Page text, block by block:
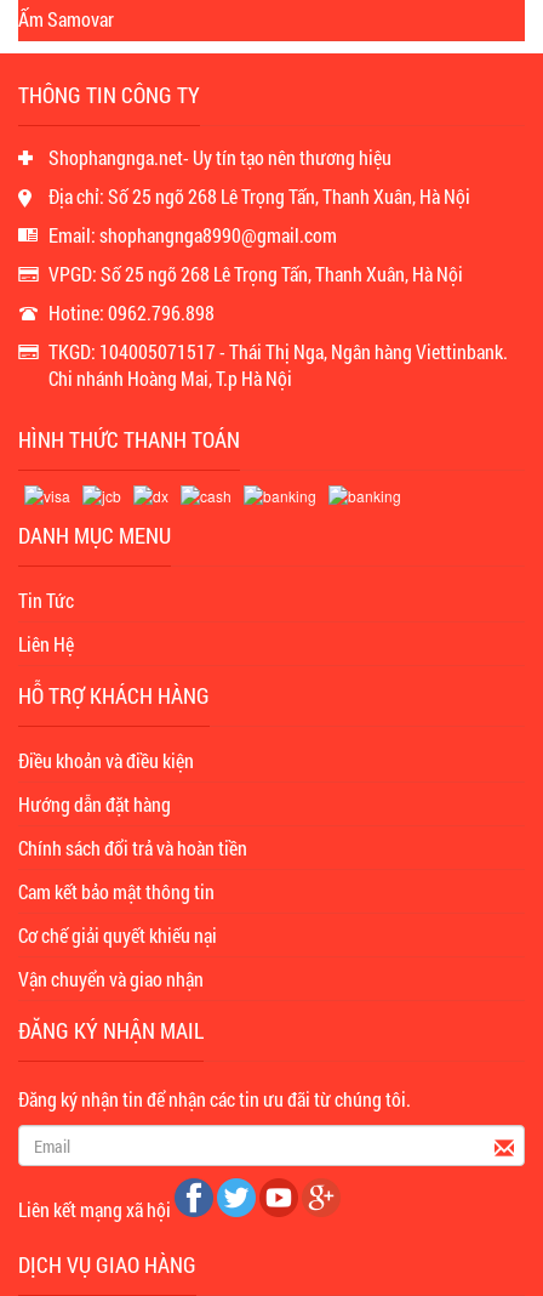
Ấm Samovar
THÔNG TIN CÔNG TY
Shophangnga.net- Uy tín tạo nên thương hiệu
Địa chỉ: Số 25 ngõ 268 Lê Trọng Tấn, Thanh Xuân, Hà Nội
Email: shophangnga8990@gmail.com
VPGD: Số 25 ngõ 268 Lê Trọng Tấn, Thanh Xuân, Hà Nội
Hotine: 0962.796.898
TKGD: 104005071517 - Thái Thị Nga, Ngân hàng Viettinbank.
Chi nhánh Hoàng Mai, T.p Hà Nội
HÌNH THỨC THANH TOÁN
DANH MỤC MENU
Tin Tức
Liên Hệ
HỖ TRỢ KHÁCH HÀNG
Điều khoản và điều kiện
Hướng dẫn đặt hàng
Chính sách đổi trả và hoàn tiền
Cam kết bảo mật thông tin
Cơ chế giải quyết khiếu nại
Vận chuyển và giao nhận
ĐĂNG KÝ NHẬN MAIL
Đăng ký nhận tin để nhận các tin ưu đãi từ chúng tôi.
Liên kết mạng xã hội
DỊCH VỤ GIAO HÀNG